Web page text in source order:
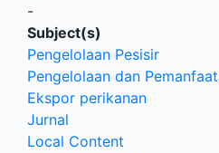
-
Subject(s)
Pengelolaan Pesisir
Pengelolaan dan
Ekspor perikanan
Jurnal
Local Content